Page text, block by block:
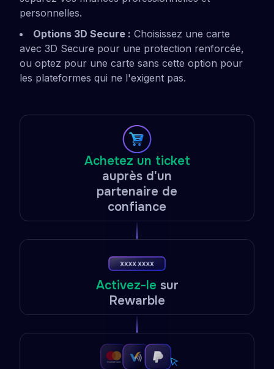
personnelles.
Options 3D Secure : Choisissez une carte
avec 3D Secure pour une protection renforcée,
ou optez pour une carte sans cette option pour
les plateformes qui ne l'exigent pas.
Achetez un ticket
auprès d'un
partenaire de
confiance
Activez-le sur
Rewarble